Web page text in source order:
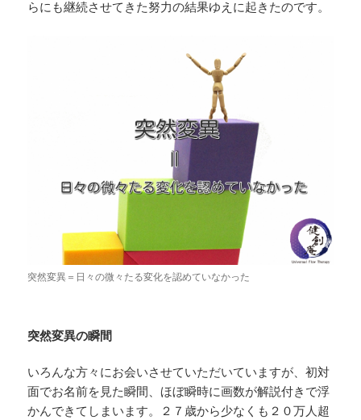
らにも継続させてきた努力の結果ゆえに起きたのです。
突然変異＝日々の微々たる変化を認めていなかった
突然変異の瞬間
いろんな方々にお会いさせていただいていますが、初対
面でお名前を見た瞬間、ほぼ瞬時に画数が解説付きで浮
かんできてしまいます。２７歳から少なくも２０万人超